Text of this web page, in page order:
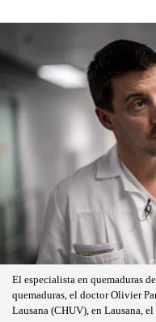
El especialista en quemaduras
quemaduras, el doctor Olivier
Lausana (CHUV), en Lausana,